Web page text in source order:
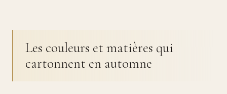
Les couleurs et matières qui
cartonnent en automne